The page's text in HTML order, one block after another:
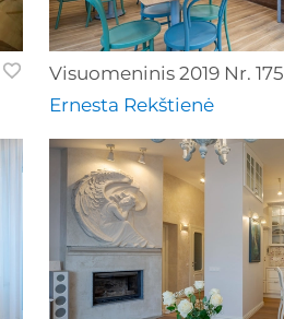
Visuomeninis 2019 Nr. 175
Ernesta Rekštienė